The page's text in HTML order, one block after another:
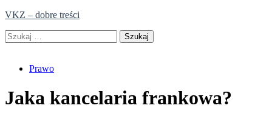
Skip
content
VKZ – dobre treści
Szukaj:
Prawo
Jaka kancelaria frankowa?